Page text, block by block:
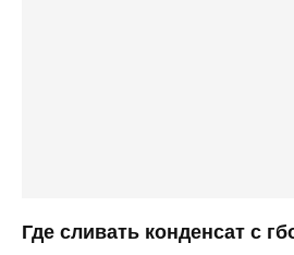
Где сливать конденсат с